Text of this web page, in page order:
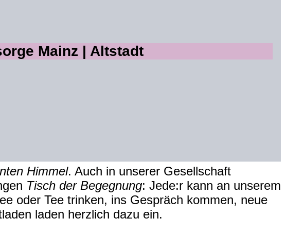
Mainz | Altstadt
Himmel. Auch in unserer Gesellschaft
Tisch der Begegnung: Jede:r kann an unserem
oder Tee trinken, ins Gespräch kommen, neue
laden herzlich dazu ein.